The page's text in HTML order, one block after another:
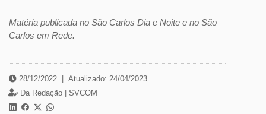
Matéria publicada no São Carlos Dia e Noite e no São
Carlos em Rede.
28/12/2022
Atualizado: 24/04/2023
Da Redação | SVCOM